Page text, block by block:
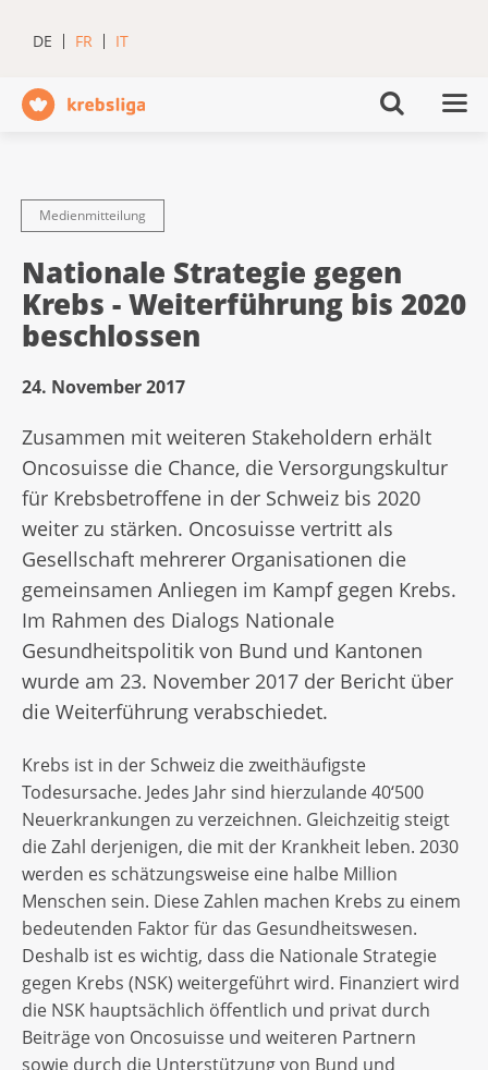
DE FR IT
Medienmitteilung
Nationale Strategie gegen
Krebs - Weiterführung bis 2020
beschlossen
24. November 2017
Zusammen mit weiteren Stakeholdern erhält
Oncosuisse die Chance, die Versorgungskultur
für Krebsbetroffene in der Schweiz bis 2020
weiter zu stärken. Oncosuisse vertritt als
Gesellschaft mehrerer Organisationen die
gemeinsamen Anliegen im Kampf gegen Krebs.
Im Rahmen des Dialogs Nationale
Gesundheitspolitik von Bund und Kantonen
wurde am 23. November 2017 der Bericht über
die Weiterführung verabschiedet.
Krebs ist in der Schweiz die zweithäufigste
Todesursache. Jedes Jahr sind hierzulande 40‘500
Neuerkrankungen zu verzeichnen. Gleichzeitig steigt
die Zahl derjenigen, die mit der Krankheit leben. 2030
werden es schätzungsweise eine halbe Million
Menschen sein. Diese Zahlen machen Krebs zu einem
bedeutenden Faktor für das Gesundheitswesen.
Deshalb ist es wichtig, dass die Nationale Strategie
gegen Krebs (NSK) weitergeführt wird. Finanziert wird
die NSK hauptsächlich öffentlich und privat durch
Beiträge von Oncosuisse und weiteren Partnern
sowie durch die Unterstützung von Bund und